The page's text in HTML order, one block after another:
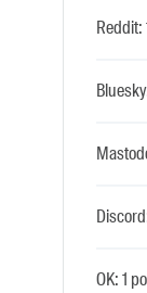
Reddit:
OK: 1